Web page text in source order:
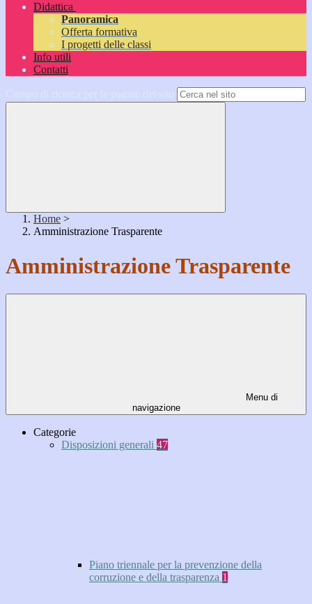
Didattica
Panoramica
Offerta formativa
I progetti delle classi
Info utili
Contatti
Home >
Amministrazione Trasparente
Amministrazione Trasparente
Menu di
navigazione
Categorie
Disposizioni generali 47
Piano triennale per la prevenzione della
corruzione e della trasparenza 1